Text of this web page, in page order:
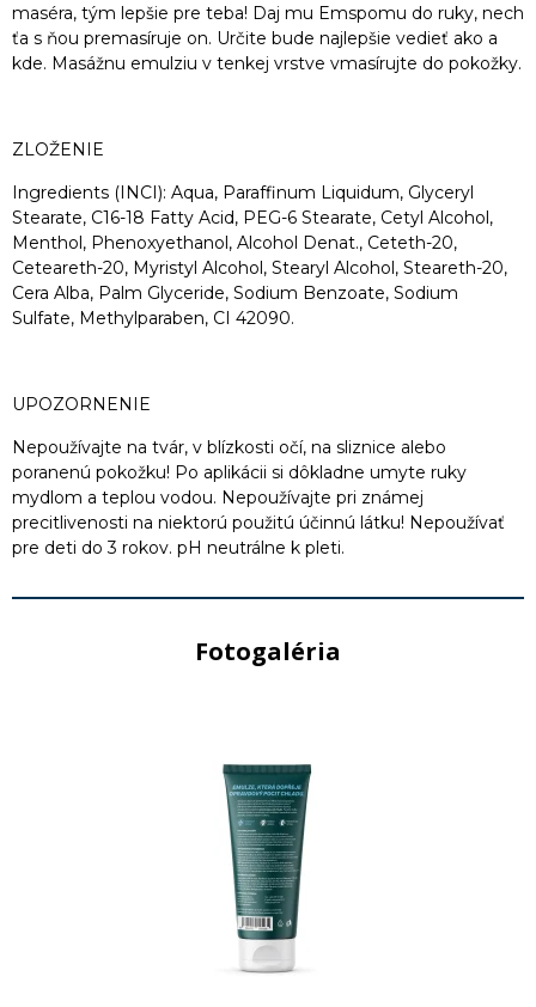
maséra, tým lepšie pre teba! Daj mu Emspomu do ruky, nech
ťa s ňou premasíruje on. Určite bude najlepšie vedieť ako a
kde. Masážnu emulziu v tenkej vrstve vmasírujte do pokožky.
ZLOŽENIE
Ingredients (INCI): Aqua, Paraffinum Liquidum, Glyceryl
Stearate, C16-18 Fatty Acid, PEG-6 Stearate, Cetyl Alcohol,
Menthol, Phenoxyethanol, Alcohol Denat., Ceteth-20,
Ceteareth-20, Myristyl Alcohol, Stearyl Alcohol, Steareth-20,
Cera Alba, Palm Glyceride, Sodium Benzoate, Sodium
Sulfate, Methylparaben, CI 42090.
UPOZORNENIE
Nepoužívajte na tvár, v blízkosti očí, na sliznice alebo
poranenú pokožku! Po aplikácii si dôkladne umyte ruky
mydlom a teplou vodou. Nepoužívajte pri známej
precitlivenosti na niektorú použitú účinnú látku! Nepoužívať
pre deti do 3 rokov. pH neutrálne k pleti.
Fotogaléria